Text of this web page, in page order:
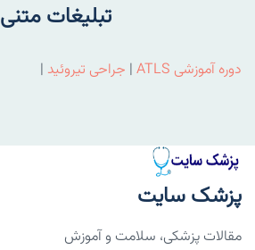
تبلیغات متنی
دوره آموزشی ATLS | جراحی تیروئید |
پزشک سایت
مقالات پزشکی، سلامت و آموزش